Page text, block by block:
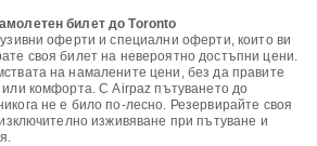
билет до Toronto
оферти и специални оферти, които ви
своя билет на невероятно достъпни цени.
на намалените цени, без да правите
или комфорта. С Airpaz пътуването до
не е било по-лесно. Резервирайте своя
изживяване при пътуване и